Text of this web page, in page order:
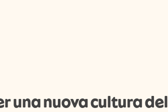
una nuova cultura del